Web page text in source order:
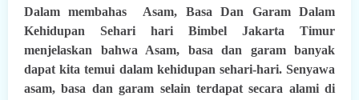
Dalam membahas Asam, Basa Dan Garam Dalam
Kehidupan Sehari hari Bimbel Jakarta Timur
menjelaskan bahwa Asam, basa dan garam banyak
dapat kita temui dalam kehidupan sehari-hari. Senyawa
asam, basa dan garam selain terdapat secara alami di